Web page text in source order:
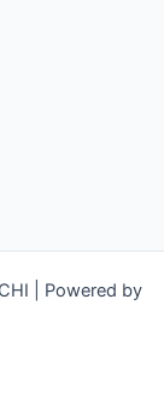
| Powered by